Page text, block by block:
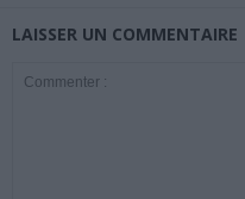
LAISSER UN COMMENTAIRE